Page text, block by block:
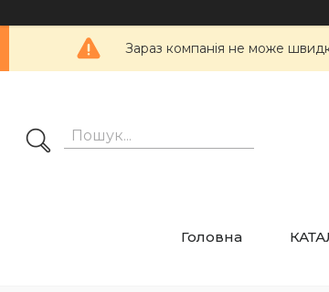
Зараз компанія не може
Головна